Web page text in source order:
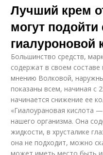
Лучший крем
могут подойти
гиалуроновой
Большинство средств,
содержат в своем составе
мнению Волковой,
показаны всем, начиная с
начинается снижение ее
«Гиалоурановая кислота
нашего организма. Она
жидкости, в хрусталике
она не подходит, можно
может иметь место быть